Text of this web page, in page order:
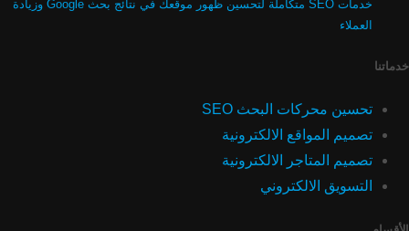
خدمات SEO متكاملة لتحسين ظهور موقعك في نتائج بحث Google وزيادة
العملاء
خدماتنا
تحسين محركات البحث SEO
تصميم المواقع الالكترونية
تصميم المتاجر الالكترونية
التسويق الالكتروني